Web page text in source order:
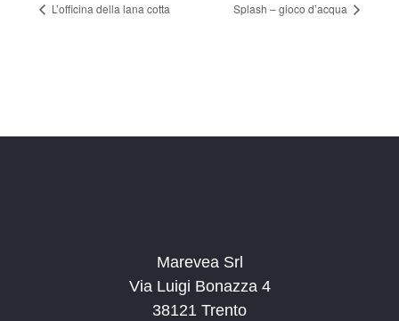
L’officina della lana cotta Splash – gioco d’acqua
Marevea Srl
Via Luigi Bonazza 4
38121 Trento